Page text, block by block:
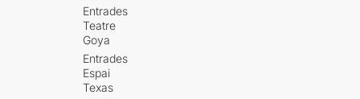
Entrades
Teatre
Goya
Entrades
Espai
Texas